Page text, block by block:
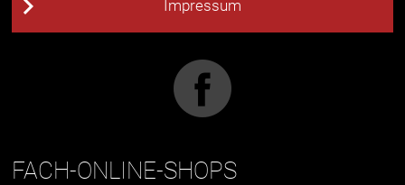
Impressum
FACH-ONLINE-SHOPS